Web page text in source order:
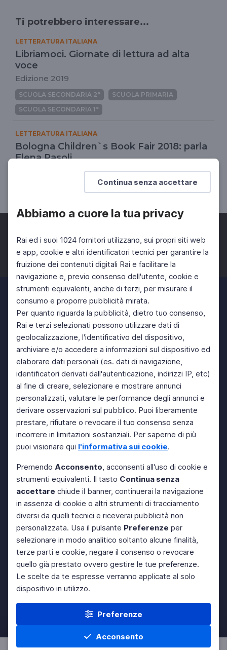
Continua senza accettare
Abbiamo a cuore la tua privacy
Rai ed i suoi 1024 fornitori utilizzano, sui propri siti web
e app, cookie e altri identificatori tecnici per garantire la
fruizione dei contenuti digitali Rai e facilitare la
navigazione e, previo consenso dell'utente, cookie e
strumenti equivalenti, anche di terzi, per misurare il
consumo e proporre pubblicità mirata.
Per quanto riguarda la pubblicità, dietro tuo consenso,
Rai e terzi selezionati possono utilizzare dati di
geolocalizzazione, l'identificativo del dispositivo,
archiviare e/o accedere a informazioni sul dispositivo ed
elaborare dati personali (es. dati di navigazione,
identificatori derivati dall'autenticazione, indirizzi IP, etc)
al fine di creare, selezionare e mostrare annunci
personalizzati, valutare le performance degli annunci e
derivare osservazioni sul pubblico. Puoi liberamente
prestare, rifiutare o revocare il tuo consenso senza
incorrere in limitazioni sostanziali. Per saperne di più
puoi visionare qui l'informativa sui cookie.
Premendo Acconsento, acconsenti all'uso di cookie e
strumenti equivalenti. Il tasto Continua senza
accettare chiude il banner, continuerai la navigazione
in assenza di cookie o altri strumenti di tracciamento
diversi da quelli tecnici e riceverai pubblicità non
personalizzata. Usa il pulsante Preferenze per
selezionare in modo analitico soltanto alcune finalità,
terze parti e cookie, negare il consenso o revocare
quello già prestato ovvero gestire le tue preferenze.
Le scelte da te espresse verranno applicate al solo
dispositivo in utilizzo.
Preferenze
Acconsento
Ti potrebbero interessare...
LETTERATURA ITALIANA
Libriamoci. Giornate di lettura ad alta
voce
Edizione 2019
SCUOLA SECONDARIA 2°
SCUOLA PRIMARIA
SCUOLA SECONDARIA 1°
LETTERATURA ITALIANA
Bologna Children`s Book Fair 2018: parla
Elena Pasoli
Le novità della cinquantacinquesima edizione
SCUOLA PRIMARIA
Facebook Twitter Instagram